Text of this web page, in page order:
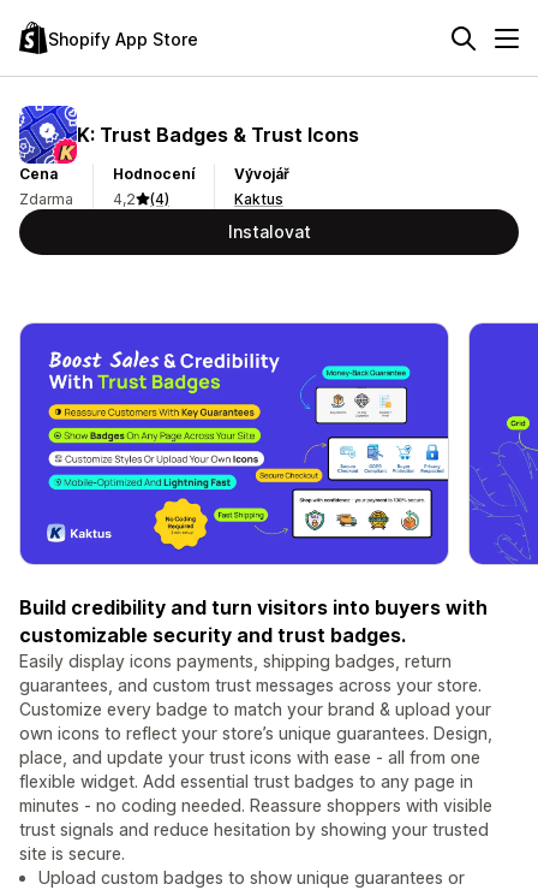
Shopify App Store
K: Trust Badges & Trust Icons
Cena
Zdarma
Hodnocení
4,2
(4)
Vývojář
Kaktus
Instalovat
Build credibility and turn visitors into buyers with
customizable security and trust badges.
Easily display icons payments, shipping badges, return
guarantees, and custom trust messages across your store.
Customize every badge to match your brand & upload your
own icons to reflect your store’s unique guarantees. Design,
place, and update your trust icons with ease - all from one
flexible widget. Add essential trust badges to any page in
minutes - no coding needed. Reassure shoppers with visible
trust signals and reduce hesitation by showing your trusted
site is secure.
Upload custom badges to show unique guarantees or